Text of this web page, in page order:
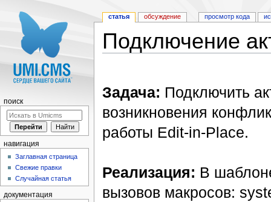
Подключение
Задача: Подключить
возникновения
работы Edit-in-Place.
Реализация: В
вызовов макросов:
статья обсуждение просмотр кода
поиск
навигация
Заглавная страница
Свежие правки
Случайная статья
документация